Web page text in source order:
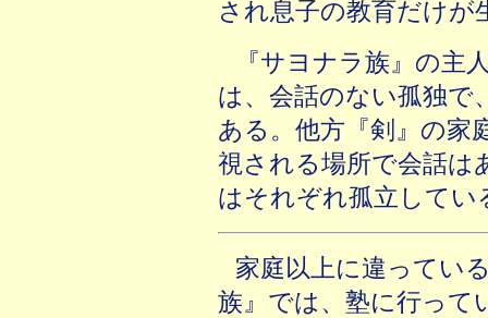
され息子の教育だけが
『サヨナラ族』の主
は、会話のない孤独で
ある。他方『剣』の家
視される場所で会話は
はそれぞれ孤立してい
家庭以上に違ってい
族』では、塾に行って